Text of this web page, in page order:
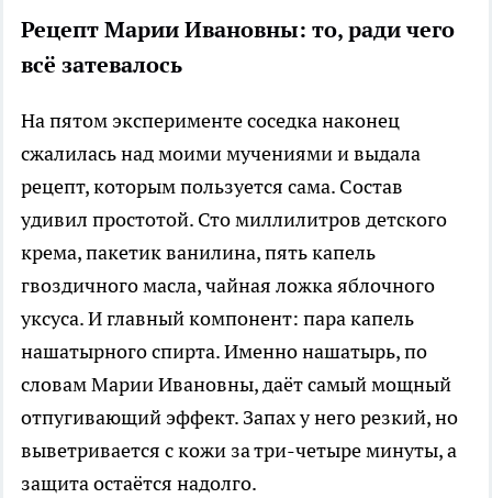
Рецепт Марии Ивановны: то, ради чего
всё затевалось
На пятом эксперименте соседка наконец
сжалилась над моими мучениями и выдала
рецепт, которым пользуется сама. Состав
удивил простотой. Сто миллилитров детского
крема, пакетик ванилина, пять капель
гвоздичного масла, чайная ложка яблочного
уксуса. И главный компонент: пара капель
нашатырного спирта. Именно нашатырь, по
словам Марии Ивановны, даёт самый мощный
отпугивающий эффект. Запах у него резкий, но
выветривается с кожи за три-четыре минуты, а
защита остаётся надолго.